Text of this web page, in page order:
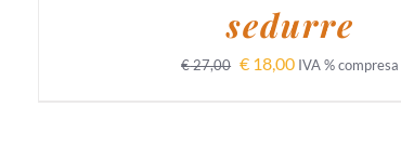
sedurre
€27,00 € 18,00 IVA % compresa